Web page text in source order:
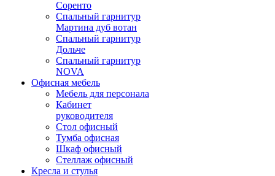
Соренто
Спальный гарнитур
Мартина дуб вотан
Спальный гарнитур
Дольче
Спальный гарнитур
NOVA
Офисная мебель
Мебель для персонала
Кабинет
руководителя
Стол офисный
Тумба офисная
Шкаф офисный
Стеллаж офисный
Кресла и стулья